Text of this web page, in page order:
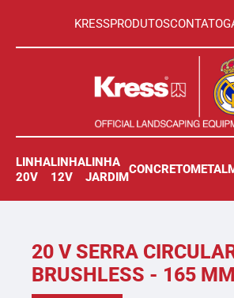
KRESSPRODUTOSCONTATO
LINHA
20V
LINHA
12V
LINHA
JARDIM
CONCRETOMETAL
20 V SERRA
BRUSHLESS - 165 MM